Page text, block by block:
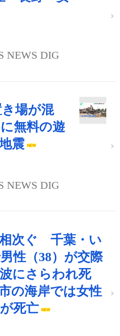
NEWS DIG
場が混
無料の遊
震
NEWS DIG
次ぐ 千葉・い
性（38）が交際
にさらわれ死
の海岸では女性
死亡